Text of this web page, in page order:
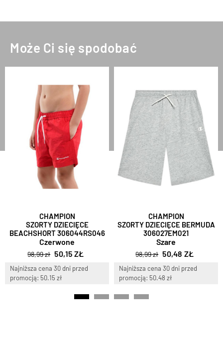
Może Ci się spodobać
CHAMPION
SZORTY DZIECIĘCE
BEACHSHORT 306044RS046
Czerwone
98,99 zł 50,15 ZŁ
Najniższa cena 30 dni przed
promocją: 50.15 zł
CHAMPION
SZORTY DZIECIĘCE BERMUDA
306027EM021
Szare
98,99 zł 50,48 ZŁ
Najniższa cena 30 dni przed
promocją: 50.48 zł